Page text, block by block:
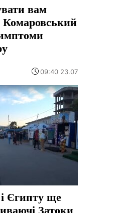
вам
09:40 23.07
Єгипту ще